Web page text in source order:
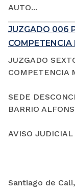
AUTO...
JUZGADO 006
COMPETENCIA
JUZGADO
COMPETENCIA
SEDE
BARRIO
AVISO JUDICIAL
Santiago de